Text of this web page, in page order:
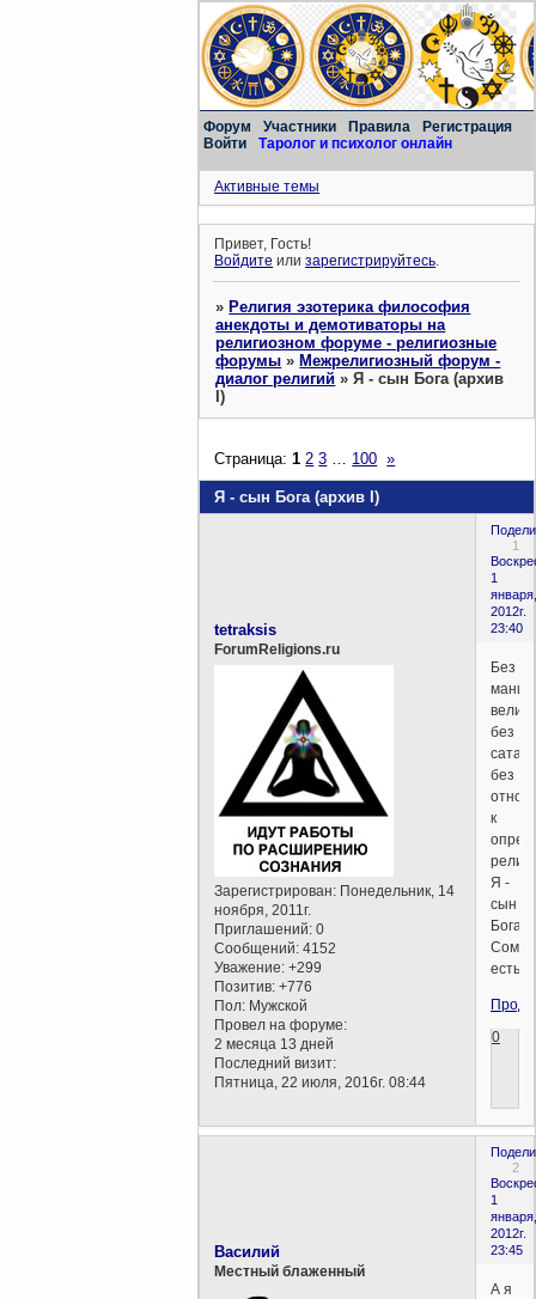
Форум Участники Правила
Регистрация
Войти
Таролог и психолог онлайн
Активные темы
Привет, Гость!
Войдите илизарегистрируйтесь.
»Религия эзотерика философия
анекдоты и демотиваторы на
религиозном форуме - религиозные
форумы »Межрелигиозный форум -
диалог религий »Я - сын Бога (архив
I)
Я - сын Бога (архив I)
Страница:1 2 3 100 »
1
1
января,
2012г.
23:40
tetraksis
ForumReligions.ru
Зарегистрирован: Понедельник, 14
ноября, 2011г.
Приглашений: 0
Сообщений: 4152
Уважение: +299
Позитив: +776
Пол: Мужской
Провел на форуме:
2 месяца 13 дней
Последний визит:
Пятница, 22 июля, 2016г. 08:44
Без
маний
без
без
к
Я -
сын
Бога.
есть?
0
2
1
января,
2012г.
23:45
Василий
Местный блаженный
А я